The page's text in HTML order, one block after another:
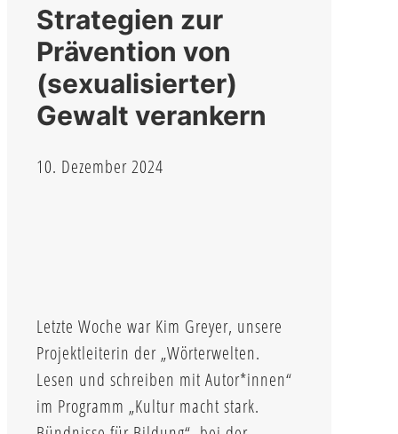
Strategien zur
Prävention von
(sexualisierter)
Gewalt verankern
10. Dezember 2024
Letzte Woche war Kim Greyer, unsere
Projektleiterin der „Wörterwelten.
Lesen und schreiben mit Autor*innen“
im Programm „Kultur macht stark.